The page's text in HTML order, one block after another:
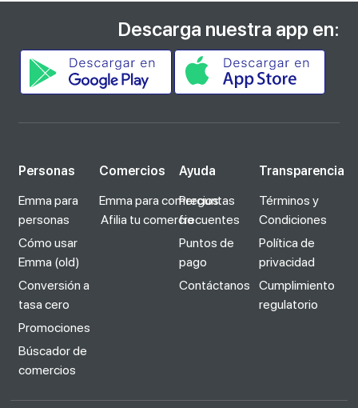
Descarga nuestra app en:
Personas
Emma para
personas
Cómo usar
Emma (old)
Conversión a
tasa cero
Promociones
Búscador de
comercios
Comercios
Emma para comercios
Afilia tu comercio
Ayuda
Preguntas
frecuentes
Puntos de
pago
Contáctanos
Transparencia
Términos y
Condiciones
Política de
privacidad
Cumplimiento
regulatorio